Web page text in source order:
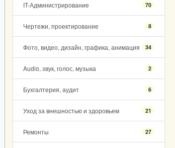
IT-Администрирование 70
Чертежи, проектирование 8
Фото, видео, дизайн, графика, анимация 34
Audio, звук, голос, музыка 2
Бухгалтерия, аудит 6
Уход за внешностью и здоровьем 21
Ремонты 27